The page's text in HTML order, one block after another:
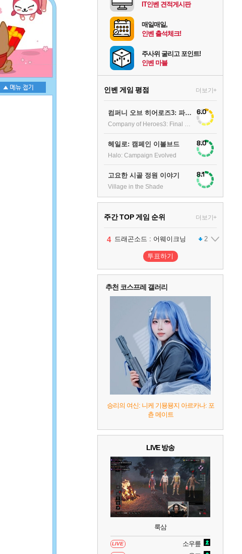
IT인벤 견적게시판
매일매일,
인벤 출석체크!
주사위 굴리고 포인트!
인벤 마블
인벤 게임 평점 더보기+
컴퍼니 오브 히어로즈3: 파이널 스탠드 6.0
헤일로: 캠페인 이볼브드
Halo: Campaign Evolved
8.0
고요한 시골 정원 이야기
Village in the Shade
8.1
주간 TOP 게임 순위 더보기+
1 팰월드
2 1
3 프로야구스피리츠2026 2
4 드래곤소드 : 어웨이크닝 2
5 블라인드 삼국 1
리듬 천국 미라클 스타즈
헤일로: 캠페인 이볼브드 2
캡틴 츠바사 2 월드 파이터즈
투표하기
추천 코스프레 갤러리
승리의 여신: 니케 기묭묭지 아르카나: 포
츈 메이트
LIVE 방송
룩삼
LIVE 소우릎